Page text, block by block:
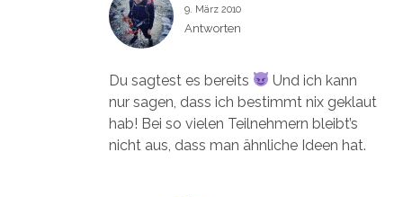
9. März 2010
Antworten
Du sagtest es bereits
Und ich kann
nur sagen, dass ich bestimmt nix geklaut
hab! Bei so vielen Teilnehmern bleibt’s
nicht aus, dass man ähnliche Ideen hat.